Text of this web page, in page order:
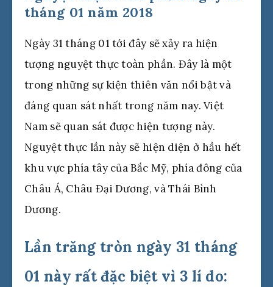
tháng 01 năm 2018
Ngày 31 tháng 01 tới đây sẽ xảy ra hiện
tượng nguyệt thực toàn phần. Đây là một
trong những sự kiện thiên văn nổi bật và
đáng quan sát nhất trong năm nay. Việt
Nam sẽ quan sát được hiện tượng này.
Nguyệt thực lần này sẽ hiện diện ở hầu hết
khu vực phía tây của Bắc Mỹ, phía đông của
Châu Á, Châu Đại Dương, và Thái Bình
Dương.
Lần trăng tròn ngày 31 tháng
01 này rất đặc biệt vì 3 lí do: